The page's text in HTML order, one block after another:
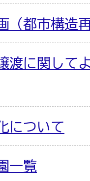
（都市構造
渡に関して
について
一覧